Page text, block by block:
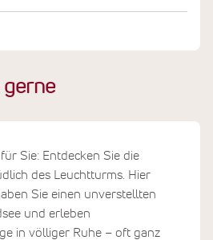
gerne
Sie: Entdecken Sie die
des Leuchtturms. Hier
Sie einen unverstellten
und erleben
in völliger Ruhe – oft ganz